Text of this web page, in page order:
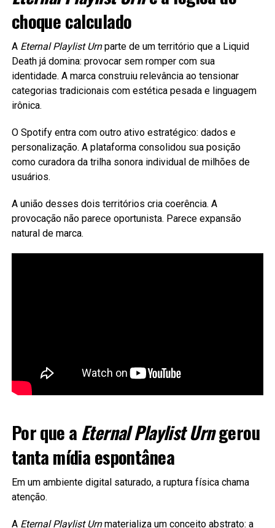
choque calculado
A Eternal Playlist Urnparte de um território que a Liquid
Death já domina: provocar sem romper com sua
identidade. A marca construiu relevância ao tensionar
categorias tradicionais com estética pesada e linguagem
irônica.
O Spotify entra com outro ativo estratégico: dados e
personalização. A plataforma consolidou sua posição
como curadora da trilha sonora individual de milhões de
usuários.
A união desses dois territórios cria coerência. A
provocação não parece oportunista. Parece expansão
natural de marca.
Por que a Eternal Playlist Urngerou
tanta mídia espontânea
Em um ambiente digital saturado, a ruptura física chama
atenção.
A Eternal Playlist Urnmaterializa um conceito abstrato: a